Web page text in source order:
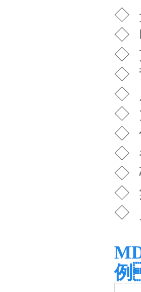
◇
◇
◇
◇
◇
◇
◇
◇
◇
◇
◇
例